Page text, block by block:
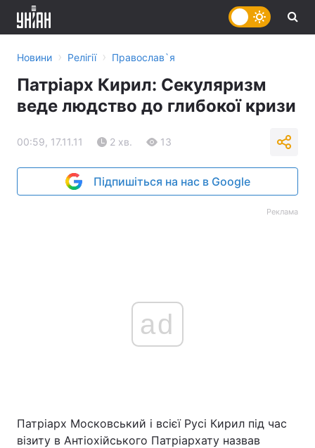
Новини › Релігії › Православ`я
Патріарх Кирил: Секуляризм
веде людство до глибокої кризи
00:59, 17.11.11 2 хв. 13
Підпишіться на нас в Google
Реклама
ad
Патріарх Московський і всієї Русі Кирил під час
візиту в Антіохійського Патріархату назвав